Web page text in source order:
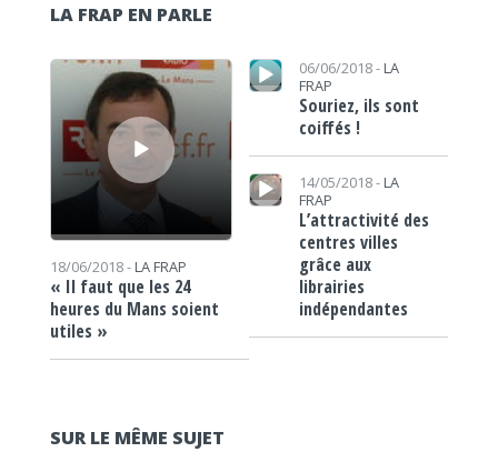
LA FRAP EN PARLE
Lecteur audio
18/06/2018 - LA FRAP
« Il faut que les 24
heures du Mans soient
utiles »
Lecteur audio 06/06/2018 - LA
FRAP
Souriez, ils sont
coiffés !
Lecteur audio
14/05/2018 - LA
FRAP
L’attractivité des
centres villes
grâce aux
librairies
indépendantes
SUR LE MÊME SUJET